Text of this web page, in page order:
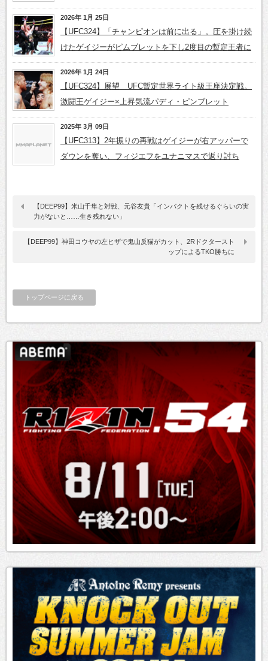
2026年 1月 25日
【UFC324】「チャンピオンは前に出る」。圧を掛け続
けたゲイジーがピムブレットを下し2度目の暫定王者に
2026年 1月 24日
【UFC324】展望 UFC暫定世界ライト級王座決定戦。
激闘王ゲイジー×上昇気流パディ・ピンブレット
2025年 3月 09日
【UFC313】2年振りの再戦はゲイジーが右アッパーで
ダウンを奪い、フィジエフをユナニマスで返り討ち
【DEEP99】米山千隼と対戦、元谷友貴「インパクトを残せるぐらいの実
力がないと……生き残れない」
【DEEP99】神田コウヤの左ヒザで鬼山反猫がカット、2Rドクタースト
ップによるTKO勝ちに
トップページに戻る